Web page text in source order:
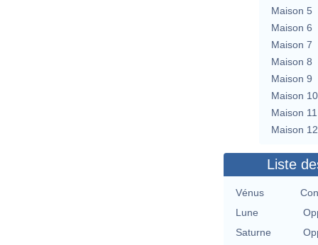
Maison 5
Maison 6
Maison 7
Maison 8
Maison 9
Maison 10
Maison 11
Maison 12
Liste
Vénus
Lune
Saturne